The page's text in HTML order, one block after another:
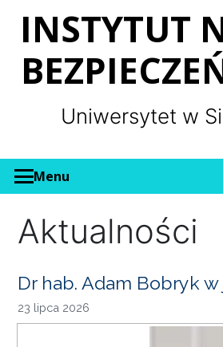
INSTYTUT
Uniwersytet w
Menu
Aktualności
Dr hab. Adam Bobryk
23 lipca 2026